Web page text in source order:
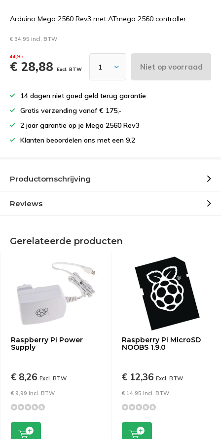
Arduino Mega 2560 Rev3 met ATmega 2560 controller.
€ 34,95 incl. BTW
44,95
€ 28,88 Excl. BTW Niet op voorraad
14 dagen niet goed geld terug garantie
Gratis verzending vanaf € 175,-
2 jaar garantie op je Mega 2560 Rev3
Klanten beoordelen ons met een 9.2
Productomschrijving
Reviews
Gerelateerde producten
Raspberry Pi Power
Supply
€ 8,26 Excl. BTW
€ 9,99 Incl. BTW
Raspberry Pi MicroSD
NOOBS 1.9.0
€ 12,36 Excl. BTW
€ 14,95 Incl. BTW